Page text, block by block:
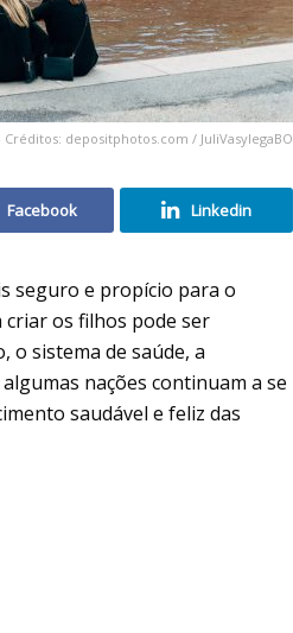
Créditos: depositphotos.com / JuliVasylegaBO
Facebook Linkedin
seguro e propício para o
criar os filhos pode ser
o sistema de saúde, a
nações continuam a se
saudável e feliz das